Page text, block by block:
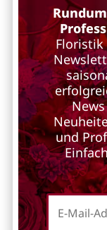
Floristik
und